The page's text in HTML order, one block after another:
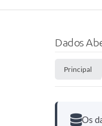
Dados
Principal
Os